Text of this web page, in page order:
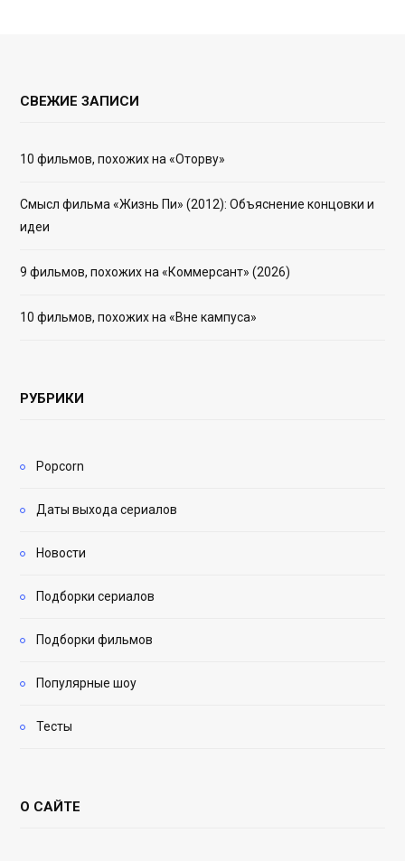
СВЕЖИЕ ЗАПИСИ
10 фильмов, похожих на «Оторву»
Смысл фильма «Жизнь Пи» (2012): Объяснение концовки и
идеи
9 фильмов, похожих на «Коммерсант» (2026)
10 фильмов, похожих на «Вне кампуса»
РУБРИКИ
Popcorn
Даты выхода сериалов
Новости
Подборки сериалов
Подборки фильмов
Популярные шоу
Тесты
О САЙТЕ